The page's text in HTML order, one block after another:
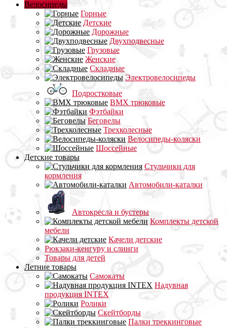
Велосипеды
Горные
Детские
Дорожные
Двухподвесные
Грузовые
Женские
Складные
Электровелосипеды
Подростковые
BMX трюковые
Фэтбайки
Беговелы
Трехколесные
Велосипеды-коляски
Шоссейные
Детские товары
Стульчики для
кормления
Автомобили-каталки
Автокресла и бустеры
Комплекты детской
мебели
Качели детские
Рюкзаки-кенгуру и слинги
Товары для детей
Летние товары
Самокаты
Надувная
продукция INTEX
Ролики
Скейтборды
Палки треккинговые